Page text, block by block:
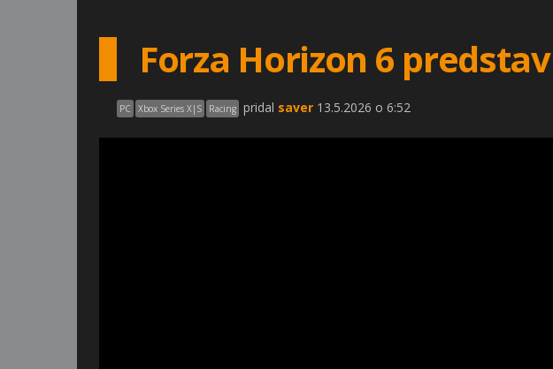
Forza Horizon 6
PC Xbox Series X|S Racing pridal saver 13.5.2026 o 6:52